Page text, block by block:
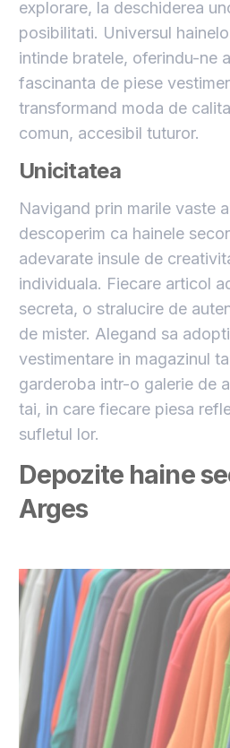
explorare, la deschiderea
posibilitati. Universul
intinde bratele, oferindu-ne
fascinanta de piese
transformand moda de
comun, accesibil tuturor.
Unicitatea
Navigand prin marile vaste
descoperim ca hainele
adevarate insule de
individuala. Fiecare articol
secreta, o stralucire de
de mister. Alegand sa
vestimentare in magazinul
garderoba intr-o galerie de
tai, in care fiecare piesa
sufletul lor.
Depozite haine
Arges